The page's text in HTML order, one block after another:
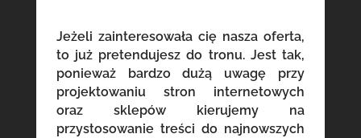
Jeżeli zainteresowała cię nasza oferta,
to już pretendujesz do tronu. Jest tak,
ponieważ bardzo dużą uwagę przy
projektowaniu stron internetowych
oraz sklepów kierujemy na
przystosowanie treści do najnowszych